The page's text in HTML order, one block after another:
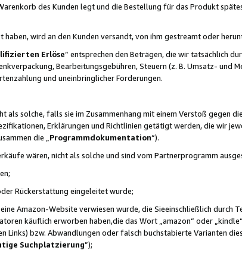
des Kunden legt und die Bestellung für das Produkt
wird an den Kunden versandt, von ihm gestreamt oder
Erlöse“ entsprechen den Beträgen, die wir tatsächlich
Bearbeitungsgebühren, Steuern (z. B. Umsatz- und
und uneinbringlicher Forderungen.
als solche, falls sie im Zusammenhang mit einem Verstoß gegen
Erklärungen und Richtlinien getätigt werden, die wir
die „ Programmdokumentation“).
wären, nicht als solche und sind vom Partnerprogramm
Rückerstattung eingeleitet wurde;
Amazon-Website verwiesen wurde, die Sieeinschließlich durch
käuflich erworben haben,die das Wort „amazon“ oder
Links) bzw. Abwandlungen oder falsch buchstabierte Varianten
Suchplatzierung”);